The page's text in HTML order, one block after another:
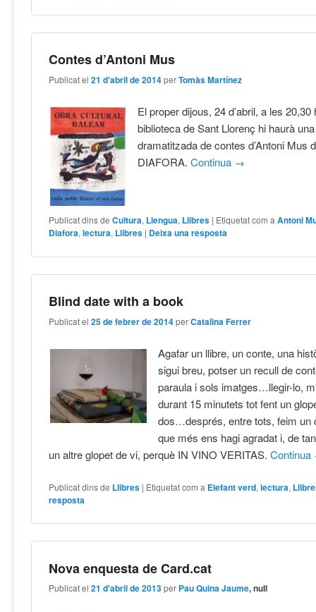
Contes d’Antoni Mus
Publicat el21 d'abril de 2014 perTomàs Martínez
El proper dijous, 24 d’abril, a les 20,30
biblioteca de Sant Llorenç hi haurà
dramatitzada de contes d’Antoni Mus
DIAFORA.Continua →
Publicat dins de Cultura, Llengua, Llibres | Etiquetat com a Antoni
Diafora,lectura, Llibres | Deixa una resposta
Blind date with a book
Publicat el25 de febrer de 2014 perCatalina Ferrer
Agafar un llibre, un conte, una
sigui breu, potser un recull de
paraula i sols imatges…llegir-lo,
durant 15 minutets tot fent un
dos…després, entre tots, feim un
que més ens hagi agradat i, de
un altre glopet de vi, perquè IN VINO VERITAS.Continua
Publicat dins de Llibres | Etiquetat com a Elefant verd,lectura,
resposta
Nova enquesta de Card.cat
Publicat el21 d'abril de 2013 per Pau Quina Jaume, null